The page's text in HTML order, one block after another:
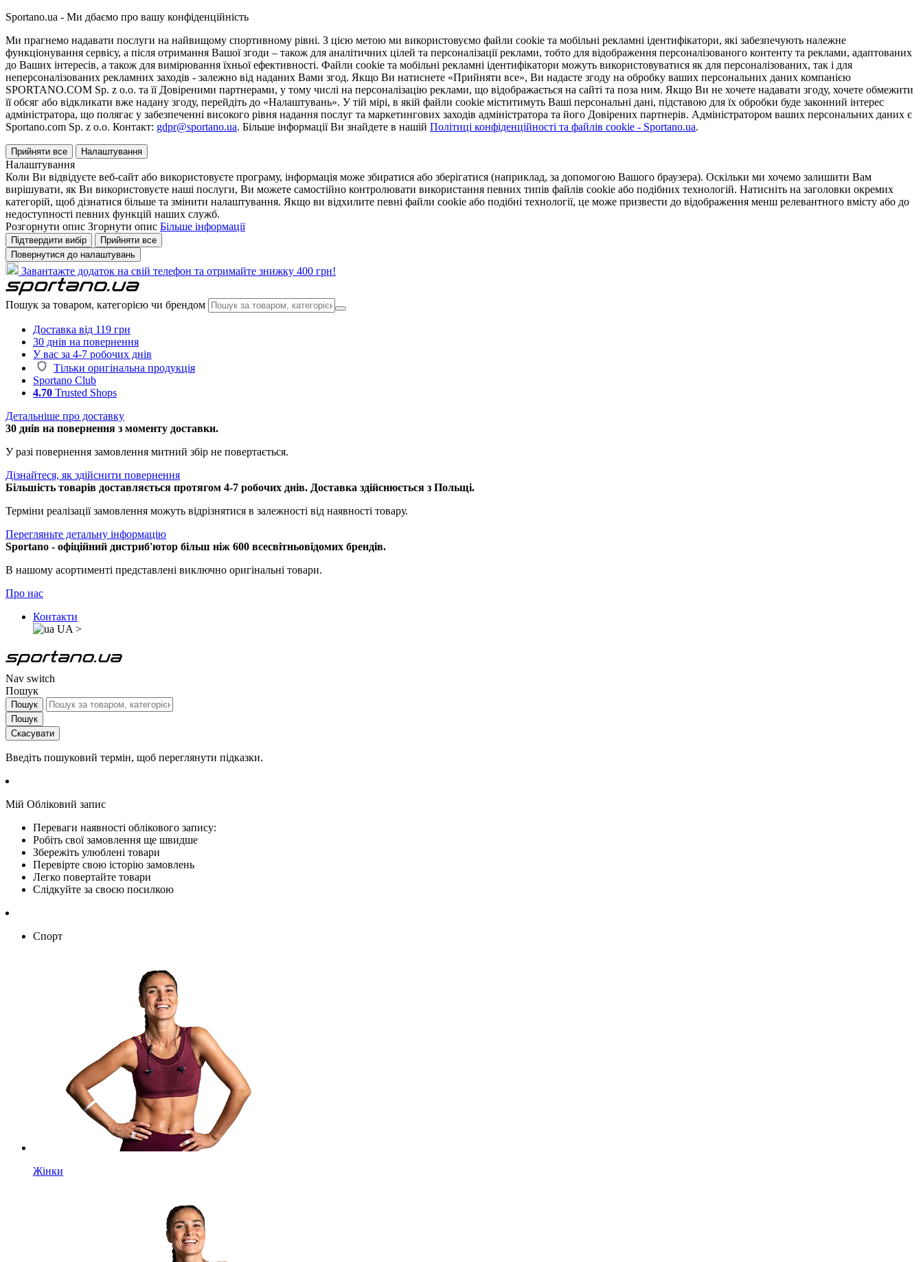
Sportano.ua - Ми дбаємо про вашу конфіденційність
Ми прагнемо надавати послуги на найвищому спортивному рівні. З цією метою ми використовуємо файли cookie та мобільні рекламні ідентифікатори, які забезпечують належне
функціонування сервісу, а після отримання Вашої згоди – також для аналітичних цілей та персоналізації реклами, тобто для відображення персоналізованого контенту та реклами, адаптованих
до Ваших інтересів, а також для вимірювання їхньої ефективності. Файли cookie та мобільні рекламні ідентифікатори можуть використовуватися як для персоналізованих, так і для
неперсоналізованих рекламних заходів - залежно від наданих Вами згод. Якщо Ви натиснете «Прийняти все», Ви надасте згоду на обробку ваших персональних даних компанією
SPORTANO.COM Sp. z o.o. та її Довіреними партнерами, у тому числі на персоналізацію реклами, що відображається на сайті та поза ним. Якщо Ви не хочете надавати згоду, хочете обмежити
її обсяг або відкликати вже надану згоду, перейдіть до «Налаштувань». У тій мірі, в якій файли cookie міститимуть Ваші персональні дані, підставою для їх обробки буде законний інтерес
адміністратора, що полягає у забезпеченні високого рівня надання послуг та маркетингових заходів адміністратора та його Довірених партнерів. Адміністратором ваших персональних даних є
Sportano.com Sp. z o.o. Контакт: gdpr@sportano.ua. Більше інформації Ви знайдете в нашій Політиці конфіденційності та файлів cookie - Sportano.ua.
Прийняти все Налаштування
Налаштування
Коли Ви відвідуєте веб-сайт або використовуєте програму, інформація може збиратися або зберігатися (наприклад, за допомогою Вашого браузера). Оскільки ми хочемо залишити Вам
вирішувати, як Ви використовуєте наші послуги, Ви можете самостійно контролювати використання певних типів файлів cookie або подібних технологій. Натисніть на заголовки окремих
категорій, щоб дізнатися більше та змінити налаштування. Якщо ви відхилите певні файли cookie або подібні технології, це може призвести до відображення менш релевантного вмісту або до
недоступності певних функцій наших служб.
Розгорнути опис Згорнути опис Більше інформації
Підтвердити вибір
Прийняти все
Повернутися до налаштувань
Завантажте додаток на свій телефон та отримайте знижку 400 грн!
Пошук за товаром, категорією чи брендом
Доставка від 119 грн
30 днів на повернення
У вас за 4-7 робочих днів
Тільки оригінальна продукція
Sportano Club
4.70 Trusted Shops
Детальніше про доставку
30 днів на повернення з моменту доставки.
У разі повернення замовлення митний збір не повертається.
Дізнайтеся, як здійснити повернення
Більшість товарів доставляється протягом 4-7 робочих днів. Доставка здійснюється з Польщі.
Терміни реалізації замовлення можуть відрізнятися в залежності від наявності товару.
Перегляньте детальну інформацію
Sportano - офіційний дистриб'ютор більш ніж 600 всесвітньовідомих брендів.
В нашому асортименті представлені виключно оригінальні товари.
Про нас
Контакти
UA >
Nav switch
Пошук
Пошук
Пошук
Скасувати
Введіть пошуковий термін, щоб переглянути підказки.
Мій Обліковий запис
Переваги наявності облікового запису:
Робіть свої замовлення ще швидше
Збережіть улюблені товари
Перевірте свою історію замовлень
Легко повертайте товари
Слідкуйте за своєю посилкою
Спорт
Жінки